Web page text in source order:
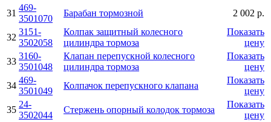
31
469-
3501070
Барабан тормозной 2 002 р.
32
3151-
3502058
Колпак защитный колесного
цилиндра тормоза
Показать
цену
33
3160-
3501048
Клапан перепускной колесного
цилиндра тормоза
Показать
цену
34
469-
3501049
Колпачок перепускного клапана
Показать
цену
35
24-
3502044
Стержень опорный колодок тормоза
Показать
цену